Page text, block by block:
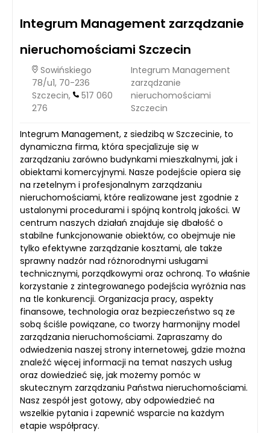
Integrum Management zarządzanie
nieruchomościami Szczecin
Sowińskiego
78/u1, 70-236
Szczecin,
517 060
276
Integrum Management
zarządzanie
nieruchomościami
Szczecin
Integrum Management, z siedzibą w Szczecinie, to
dynamiczna firma, która specjalizuje się w
zarządzaniu zarówno budynkami mieszkalnymi, jak i
obiektami komercyjnymi. Nasze podejście opiera się
na rzetelnym i profesjonalnym zarządzaniu
nieruchomościami, które realizowane jest zgodnie z
ustalonymi procedurami i spójną kontrolą jakości. W
centrum naszych działań znajduje się dbałość o
stabilne funkcjonowanie obiektów, co obejmuje nie
tylko efektywne zarządzanie kosztami, ale także
sprawny nadzór nad różnorodnymi usługami
technicznymi, porządkowymi oraz ochroną. To właśnie
korzystanie z zintegrowanego podejścia wyróżnia nas
na tle konkurencji. Organizacja pracy, aspekty
finansowe, technologia oraz bezpieczeństwo są ze
sobą ściśle powiązane, co tworzy harmonijny model
zarządzania nieruchomościami. Zapraszamy do
odwiedzenia naszej strony internetowej, gdzie można
znaleźć więcej informacji na temat naszych usług
oraz dowiedzieć się, jak możemy pomóc w
skutecznym zarządzaniu Państwa nieruchomościami.
Nasz zespół jest gotowy, aby odpowiedzieć na
wszelkie pytania i zapewnić wsparcie na każdym
etapie współpracy.